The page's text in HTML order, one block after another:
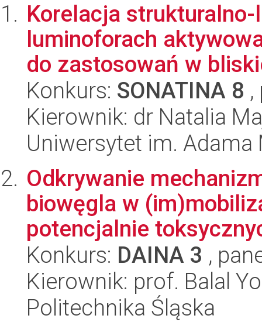
Korelacja
luminoforach
do zastosowań w
Konkurs: SONATINA 8
Kierownik: dr Natalia
Uniwersytet im.
Odkrywanie
biowęgla w
potencjalnie
Konkurs: DAINA 3 ,
Kierownik: prof. Balal
Politechnika Śląska